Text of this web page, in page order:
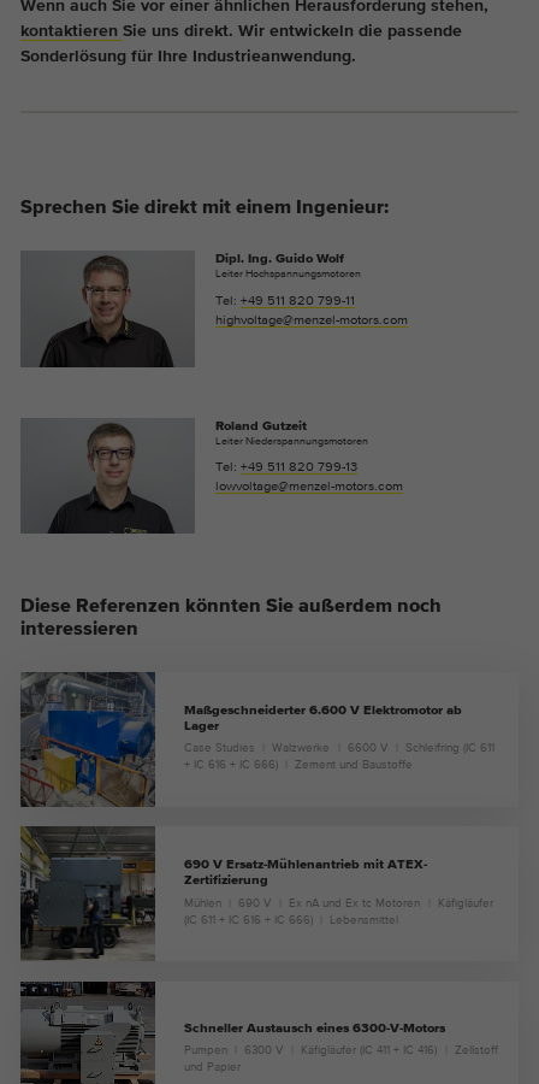
Wenn auch Sie vor einer ähnlichen Herausforderung stehen,
kontaktieren Sie uns direkt. Wir entwickeln die passende
Sonderlösung für Ihre Industrieanwendung.
Sprechen Sie direkt mit einem Ingenieur:
Dipl. Ing. Guido Wolf
Leiter Hochspannungsmotoren
Tel: +49 511 820 799-11
highvoltage@menzel-motors.com
Roland Gutzeit
Leiter Niederspannungsmotoren
Tel: +49 511 820 799-13
lowvoltage@menzel-motors.com
Diese Referenzen könnten Sie außerdem noch
interessieren
Maßgeschneiderter 6.600 V Elektromotor ab
Lager
Case Studies
Walzwerke 6600 V
Schleifring (IC 611
+ IC 616 + IC 666)
Zement und Baustoffe
690 V Ersatz-Mühlenantrieb mit ATEX-
Zertifizierung
Mühlen
690 V Ex nA und Ex tc Motoren
Käfigläufer
(IC 611 + IC 616 + IC 666)
Lebensmittel
Schneller Austausch eines 6300-V-Motors
Pumpen
6300 V Käfigläufer (IC 411 + IC 416)
Zellstoff
und Papier